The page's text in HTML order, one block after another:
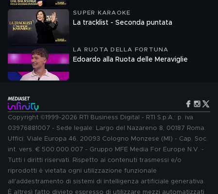
SUPER KARAOKE
La tracklist - Seconda puntata
LA RUOTA DELLA FORTUNA
Edoardo alla Ruota delle Meraviglie
Copyright ©1999-2026 RTI Business Digital - RTI S.p.A.: p. iva
03976881007 - Sede legale: Largo del Nazareno 8, 00187 Roma.
Uffici: Viale Europa 46, 20093 Cologno Monzese (MI) - Cap. Soc.
int. vers. € 500.000.007 - Gruppo MFE Media For Europe N.V. -
Tutti i diritti riservati. Rispetto ai contenuti trasmessi e/o
riprodotti è vietata ogni utilizzazione funzionale
all'addestramento di sistemi di intelligenza artificiale generativa.
È altresì fatto divieto espresso di utilizzare mezzi automatizzati